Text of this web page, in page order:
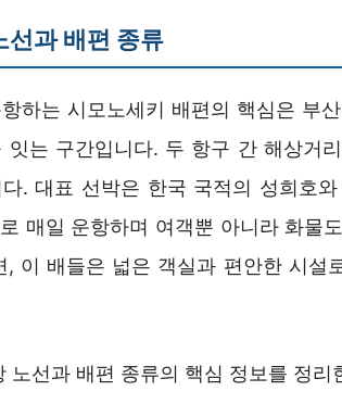
선과 배편 종류
하는 시모노세키 배편의 핵심은 부
잇는 구간입니다. 두 항구 간 해상거
. 대표 선박은 한국 국적의 성희호
매일 운항하며 여객뿐 아니라 화물
, 이 배들은 넓은 객실과 편안한 시설
노선과 배편 종류의 핵심 정보를 정리